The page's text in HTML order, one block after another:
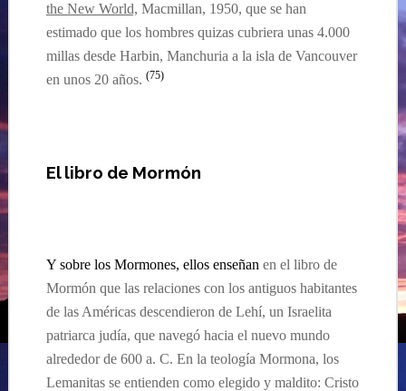
the New World, Macmillan, 1950, que se han
estimado que los hombres quizas cubriera unas 4.000
millas desde Harbin, Manchuria a la isla de Vancouver
en unos 20 años. (75)
El libro de Mormón
Y sobre los Mormones, ellos enseñan en el libro de
Mormón que las relaciones con los antiguos habitantes
de las Américas descendieron de Lehí, un Israelita
patriarca judía, que navegó hacia el nuevo mundo
alrededor de 600 a. C. En la teología Mormona, los
Lemanitas se entienden como elegido y maldito: Cristo